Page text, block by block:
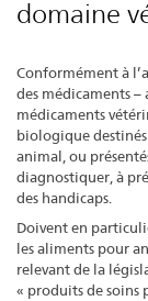
domaine
Conformément à
des médicaments
médicaments
biologique
animal, ou
diagnostiquer, à
des handicaps.
Doivent en
les aliments pour
relevant de la
« produits de soins